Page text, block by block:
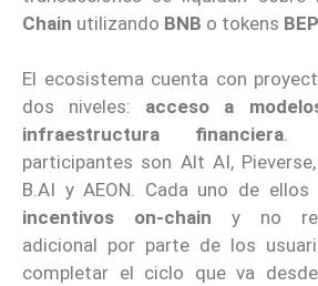
Chain utilizando BNB o tokens
El ecosistema cuenta con
dos niveles: acceso a
infraestructura financiera.
participantes son Alt AI, Pieverse,
B.AI y AEON. Cada uno de ellos
incentivos on-chain y no
adicional por parte de los
completar el ciclo que va